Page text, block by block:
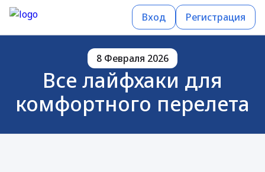
Вход Регистрация
8 Февраля 2026
Все лайфхаки для
комфортного перелета